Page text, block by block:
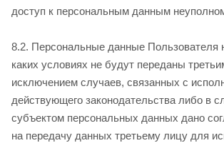
доступ к персональным данным
8.2. Персональные данные Пользователя
каких условиях не будут переданы
исключением случаев, связанных с
действующего законодательства либо в
субъектом персональных данных дано
на передачу данных третьему лицу для